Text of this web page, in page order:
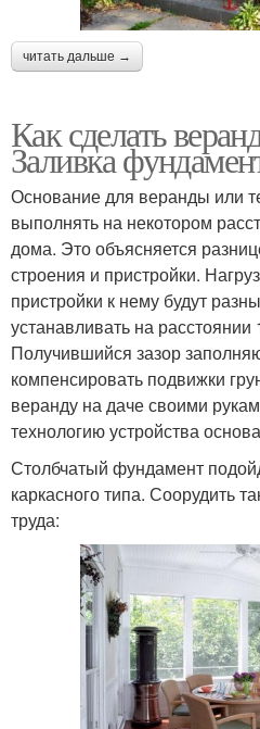
читать дальше →
Как сделать
Заливка
Основание для веранды или
выполнять на некотором
дома. Это объясняется
строения и пристройки.
пристройки к нему будут
устанавливать на расстоянии
Получившийся зазор
компенсировать подвижки
веранду на даче своими
технологию устройства
Столбчатый фундамент
каркасного типа. Соорудить
труда: